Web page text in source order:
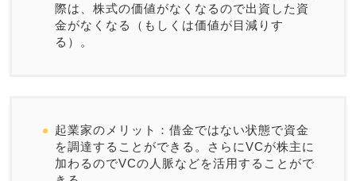
際は、株式の価値がなくなるので出資した資
金がなくなる（もしくは価値が目減りす
る）。
起業家のメリット：借金ではない状態で資金
を調達することができる。さらにVCが株主に
加わるのでVCの人脈などを活用することがで